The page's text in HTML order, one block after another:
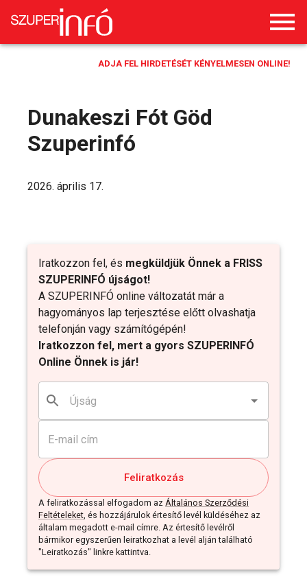
ADJA FEL HIRDETÉSÉT KÉNYELMESEN ONLINE!
Dunakeszi Fót Göd
Szuperinfó
Iratkozzon fel, és megküldjük Önnek a FRISS
SZUPERINFÓ újságot!
A SZUPERINFÓ online változatát már a
hagyományos lap terjesztése előtt olvashatja
telefonján vagy számítógépén!
Iratkozzon fel, mert a gyors SZUPERINFÓ
Online Önnek is jár!
Feliratkozás
A feliratkozással elfogadom az Általános Szerződési
Feltételeket, és hozzájárulok értesítő levél küldéséhez az
általam megadott e-mail címre. Az értesítő levélről
bármikor egyszerűen leiratkozhat a levél alján található
"Leiratkozás" linkre kattintva.
2026. április 17.